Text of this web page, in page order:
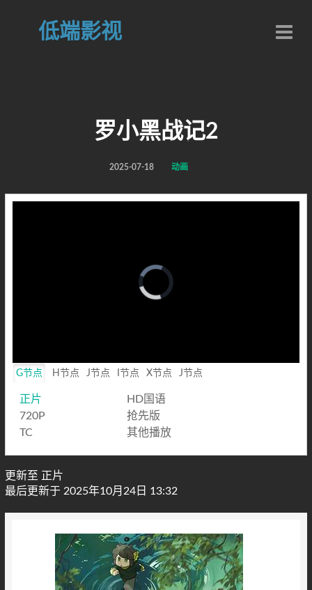
低端影视
罗小黑战记2
2025-07-18 动画
Video
Player
is
loading.
Rate
G节点 H节点 J节点 I节点 X节点 J节点
正片
HD国语
720P
抢先版
TC
其他播放
更新至 正片
最后更新于 2025年10月24日 13:32